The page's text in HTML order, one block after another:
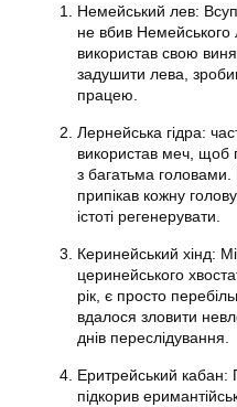
Немейський лев:
не вбив Немейського
використав свою
задушити лева,
працею.
Лернейська гідра:
використав меч, щоб
з багатьма головами.
припікав кожну
істоті регенерувати.
Керинейський хінд:
церинейського
рік, є просто
вдалося зловити
днів переслідування.
Еритрейський
підкорив